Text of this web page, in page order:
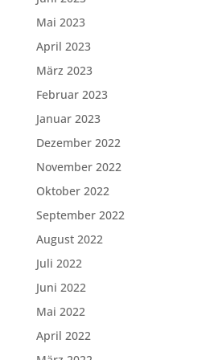
Mai 2023
April 2023
März 2023
Februar 2023
Januar 2023
Dezember 2022
November 2022
Oktober 2022
September 2022
August 2022
Juli 2022
Juni 2022
Mai 2022
April 2022